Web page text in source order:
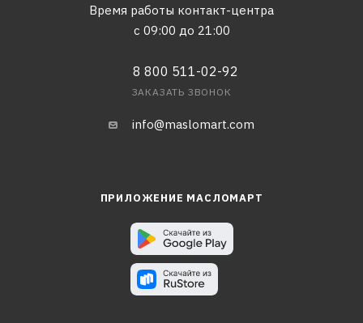
Время работы контакт-центра
с 09:00 до 21:00
8 800 511-02-92
ЗАКАЗАТЬ ЗВОНОК
info@maslomart.com
ПРИЛОЖЕНИЕ МАСЛОМАРТ